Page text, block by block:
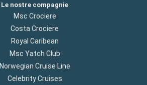
Le nostre compagnie
Msc Crociere
Costa Crociere
Royal Caribean
Msc Yatch Club
Norwegian Cruise Line
Celebrity Cruises